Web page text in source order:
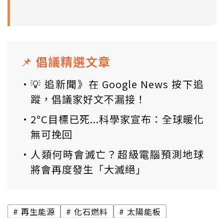
📌 倡議精選文章
💡 追新聞》在 Google News 按下追
蹤，倡議家好文不漏接！
2°C目標已死...科學家宣布：全球暖化
無可挽回
人類何時會滅亡？超級電腦預測地球
將會再度發生「大滅絕」
再生能源 化石燃料
太陽能板